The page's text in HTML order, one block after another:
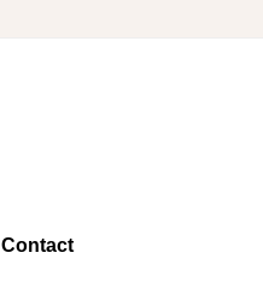
Contact